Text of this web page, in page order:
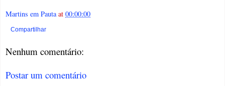
Martins em Pauta at 00:00:00
Compartilhar
Nenhum comentário:
Postar um comentário